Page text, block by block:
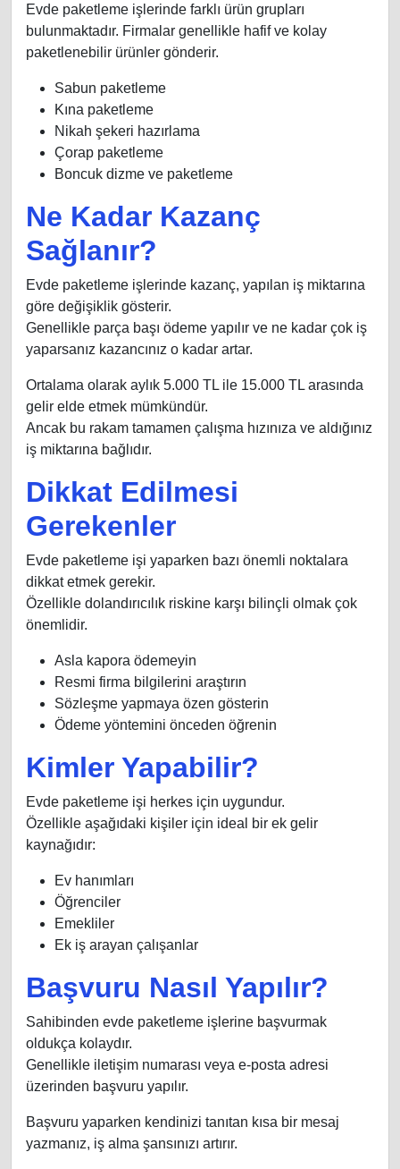
Evde paketleme işlerinde farklı ürün grupları
bulunmaktadır. Firmalar genellikle hafif ve kolay
paketlenebilir ürünler gönderir.
Sabun paketleme
Kına paketleme
Nikah şekeri hazırlama
Çorap paketleme
Boncuk dizme ve paketleme
Ne Kadar Kazanç
Sağlanır?
Evde paketleme işlerinde kazanç, yapılan iş miktarına
göre değişiklik gösterir.
Genellikle parça başı ödeme yapılır ve ne kadar çok iş
yaparsanız kazancınız o kadar artar.
Ortalama olarak aylık 5.000 TL ile 15.000 TL arasında
gelir elde etmek mümkündür.
Ancak bu rakam tamamen çalışma hızınıza ve aldığınız
iş miktarına bağlıdır.
Dikkat Edilmesi
Gerekenler
Evde paketleme işi yaparken bazı önemli noktalara
dikkat etmek gerekir.
Özellikle dolandırıcılık riskine karşı bilinçli olmak çok
önemlidir.
Asla kapora ödemeyin
Resmi firma bilgilerini araştırın
Sözleşme yapmaya özen gösterin
Ödeme yöntemini önceden öğrenin
Kimler Yapabilir?
Evde paketleme işi herkes için uygundur.
Özellikle aşağıdaki kişiler için ideal bir ek gelir
kaynağıdır:
Ev hanımları
Öğrenciler
Emekliler
Ek iş arayan çalışanlar
Başvuru Nasıl Yapılır?
Sahibinden evde paketleme işlerine başvurmak
oldukça kolaydır.
Genellikle iletişim numarası veya e-posta adresi
üzerinden başvuru yapılır.
Başvuru yaparken kendinizi tanıtan kısa bir mesaj
yazmanız, iş alma şansınızı artırır.